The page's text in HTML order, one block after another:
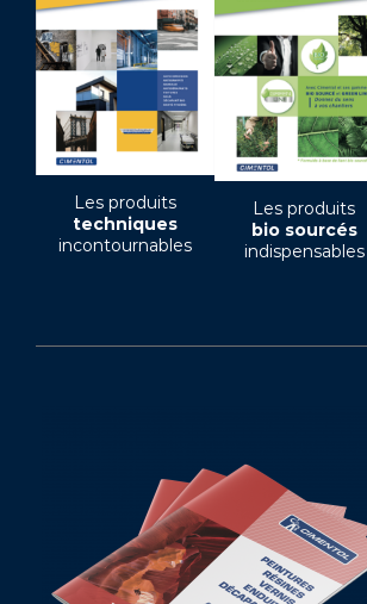
Les produits
techniques
incontournables
Les produits
bio sourcés
indispensables